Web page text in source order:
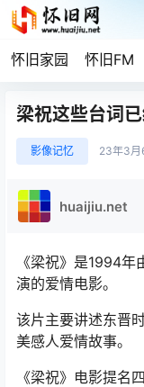
怀旧家园 怀旧FM
梁祝这些台词
影像记忆 23年3月
huaijiu.net
《梁祝》是1994
演的爱情电影。
该片主要讲述东晋
美感人爱情故事。
《梁祝》电影提名